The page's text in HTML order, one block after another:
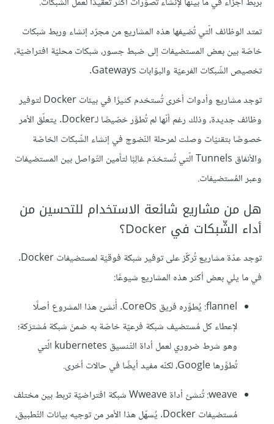
تمتد الوظائف الّتي تُضيفها هذه المشاريع من مجرّد إنشاء وربط شبكات
خاصّة بين بعض المستضيفات إلى ضبط جسور، شبكات محليّة افتراضيّة،
تخصيص الشّبكات الفرعيّة والبوّابات Gateways.
توجد مشاريع وأدوات أخرى تُستخدم كثيرًا في بيئات Docker لتوفير
وظائف جديدة، وذلك رغم أنّها لم تُطوَّر خصّيصًا لـDocker. يتعلّق الأمر
خصوصًا بتقنيّات وصلت لمرحلة النّضوج في إنشاء الشّبكات الخاصّة
والأنفاق Tunnels الّتي تُستخدَم غالِبًا لتأمين التّواصل بين المستضيفات
وعبر المُستضيفات.
هل من مشاريع شائعة الاستخدام للتحسين من
أداء الشّبكات في Docker؟
توجد عدّة مشاريع تُركِّز على توفير شبكة فوقيّة لمستضيفات Docker.
في ما يلي بعض أكثر هذه المشاريع شيوعًا:
flannel: يُطوِّره فريق CoreOs. أُنشئ هذا المشروع أصلًا
لإعطاء كل مُستضيف شبكة فرعيّة خاصّة به ضمنَ شبكة مُشترَكة؛
وهو شرط ضروري لعمل أداة التّنسيق kubernetes الّتي
تُطوِّرها Google، لكنّه مفيد أيضًا في حالات أخرى.
weave: تُنشئ أداة Wweave شبكة افتراضيّة تربط بين مختلف
مُستضيفات Docker. يُسهّل هذا الأمر من توجيه بيانات التّطبيق،